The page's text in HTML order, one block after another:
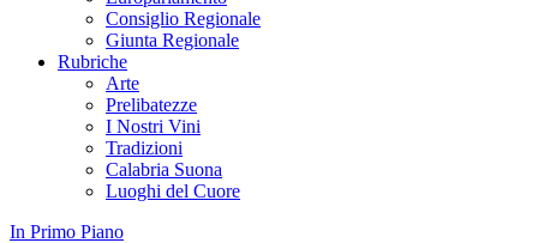
Consiglio Regionale
Giunta Regionale
Rubriche
Arte
Prelibatezze
I Nostri Vini
Tradizioni
Calabria Suona
Luoghi del Cuore
In Primo Piano